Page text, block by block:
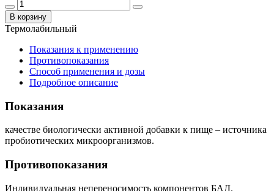
В корзину
Термолабильный
Показания к применению
Противопоказания
Способ применения и дозы
Подробное описание
Показания
качестве биологически активной добавки к пище – источника
пробиотических микроорганизмов.
Противопоказания
Индивидуальная непереносимость компонентов БАД.